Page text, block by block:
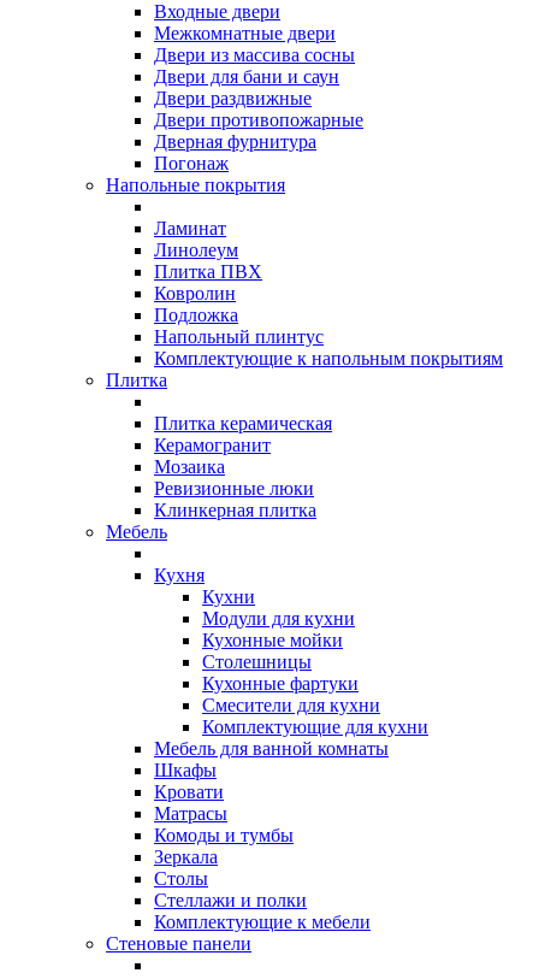
Входные двери
Межкомнатные двери
Двери из массива сосны
Двери для бани и саун
Двери раздвижные
Двери противопожарные
Дверная фурнитура
Погонаж
Напольные покрытия
Ламинат
Линолеум
Плитка ПВХ
Ковролин
Подложка
Напольный плинтус
Комплектующие к напольным покрытиям
Плитка
Плитка керамическая
Керамогранит
Мозаика
Ревизионные люки
Клинкерная плитка
Мебель
Кухня
Кухни
Модули для кухни
Кухонные мойки
Столешницы
Кухонные фартуки
Смесители для кухни
Комплектующие для кухни
Мебель для ванной комнаты
Шкафы
Кровати
Матрасы
Комоды и тумбы
Зеркала
Столы
Стеллажи и полки
Комплектующие к мебели
Стеновые панели